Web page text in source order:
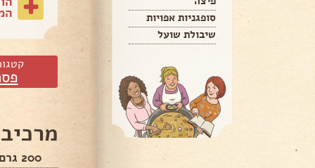
סופגניות אפויות
שיבולת שועל
200 גרם שוקולד חלב